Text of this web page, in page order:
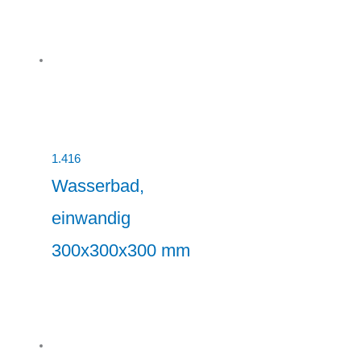
1.416
Wasserbad,
einwandig
300x300x300 mm